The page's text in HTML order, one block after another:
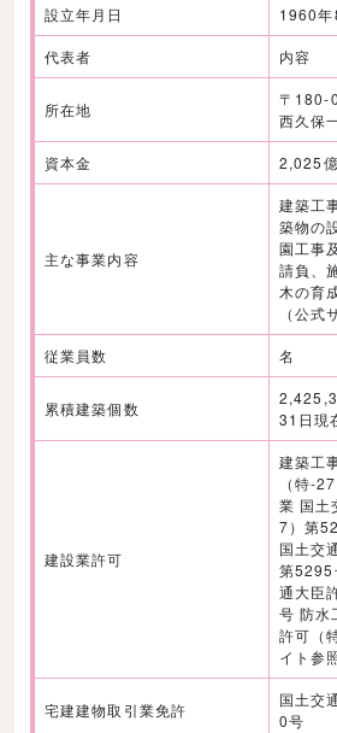
設立年月日 1960年
代表者 内容
所在地
〒180-
西久保
資本金 2,025
主な事業内容
建築工
築物の
園工事
請負、
木の育
（公式
従業員数 名
累積建築個数
31日現
建設業許可
建築工
（特-
業 国土
7）第
国土交
第5295
通大臣
号 防水
許可（
イト参
宅建建物取引業免許
国土交
0号